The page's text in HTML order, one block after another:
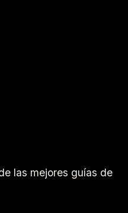
las mejores guías de